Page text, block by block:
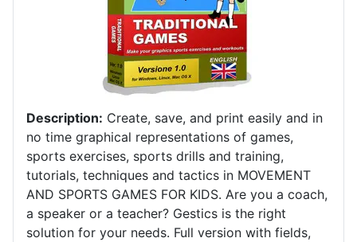
Description: Create, save, and print easily and in
no time graphical representations of games,
sports exercises, sports drills and training,
tutorials, techniques and tactics in MOVEMENT
AND SPORTS GAMES FOR KIDS. Are you a coach,
a speaker or a teacher? Gestics is the right
solution for your needs. Full version with fields,